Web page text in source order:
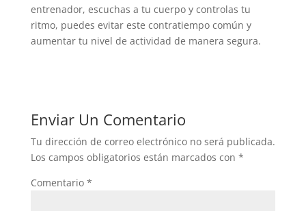
entrenador, escuchas a tu cuerpo y controlas tu
ritmo, puedes evitar este contratiempo común y
aumentar tu nivel de actividad de manera segura.
Enviar Un Comentario
Tu dirección de correo electrónico no será publicada.
Los campos obligatorios están marcados con *
Comentario *